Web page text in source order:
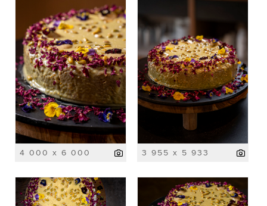
4 000 x 6 000 3 955 x 5 933